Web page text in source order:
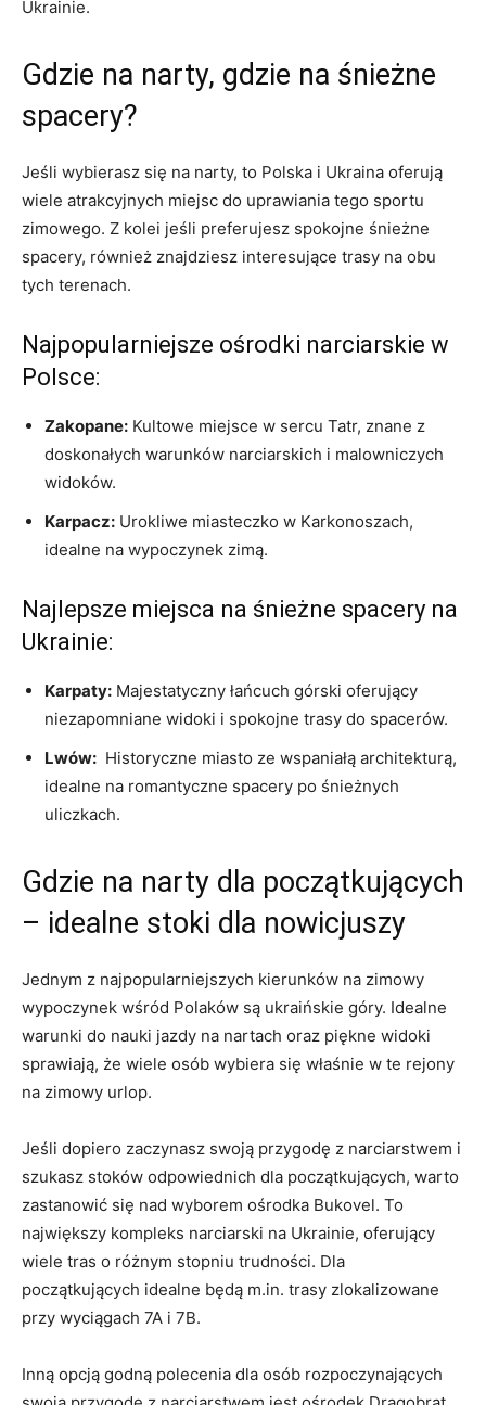
Ukrainie.
Gdzie ⁤na​ narty, gdzie⁢ na śnieżne
spacery?
Jeśli wybierasz się na narty, to Polska i Ukraina oferują
wiele atrakcyjnych miejsc​ do uprawiania tego⁢ sportu⁢
zimowego. Z kolei jeśli preferujesz spokojne śnieżne‍
spacery, również znajdziesz⁣ interesujące trasy na obu
tych terenach.
Najpopularniejsze ⁣ośrodki narciarskie w
Polsce:
Zakopane: Kultowe miejsce w‍ sercu Tatr, znane ⁣z​
doskonałych warunków narciarskich i ‍malowniczych
‍widoków.
Karpacz: Urokliwe miasteczko w ‌Karkonoszach,
idealne na wypoczynek zimą.
Najlepsze miejsca na śnieżne spacery na
Ukrainie:
Karpaty: Majestatyczny ⁢łańcuch górski oferujący
niezapomniane ⁢widoki i​ spokojne⁤ trasy do spacerów.
Lwów: ⁢ Historyczne miasto ⁣ze wspaniałą architekturą,
idealne na romantyczne spacery po śnieżnych
uliczkach.
Gdzie na narty dla początkujących
‌– idealne stoki ⁤dla nowicjuszy
Jednym z najpopularniejszych kierunków na ​zimowy
wypoczynek wśród Polaków ⁤są ukraińskie góry. Idealne
warunki‍ do nauki jazdy na‍ nartach‌ oraz piękne widoki
sprawiają, że wiele osób wybiera się właśnie ⁣w te‌ rejony
na zimowy‌ urlop.
Jeśli dopiero zaczynasz swoją przygodę z narciarstwem i
szukasz stoków odpowiednich dla początkujących, ⁤warto
zastanowić‌ się nad wyborem ośrodka Bukovel. To ​
największy kompleks narciarski⁢ na Ukrainie, oferujący
wiele tras o ⁣różnym stopniu trudności. Dla
początkujących idealne⁤ będą m.in. trasy zlokalizowane
przy wyciągach ⁢7A⁤ i ⁣7B.
Inną opcją godną ​polecenia dla osób rozpoczynających